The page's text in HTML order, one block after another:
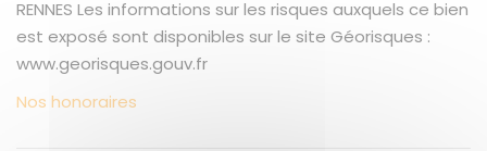
RENNES Les informations sur les risques auxquels ce bien
est exposé sont disponibles sur le site Géorisques :
www.georisques.gouv.fr
Nos honoraires